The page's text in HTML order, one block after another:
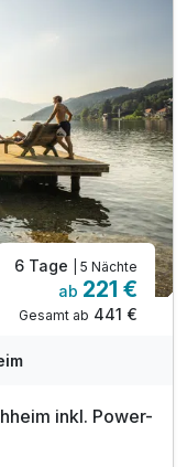
6 Tage | 5 Nächte
ab 221 €
Gesamt ab 441 €
inkl. Power-